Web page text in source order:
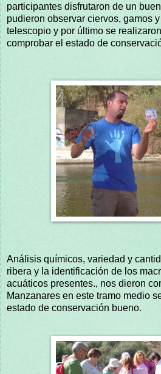
participantes disfrutaron de un
pudieron observar ciervos, gamos
telescopio y por último se
comprobar el estado de
Análisis químicos, variedad y
ribera y la identificación de los
acuáticos presentes., nos dieron
Manzanares en este tramo medio
estado de conservación bueno.